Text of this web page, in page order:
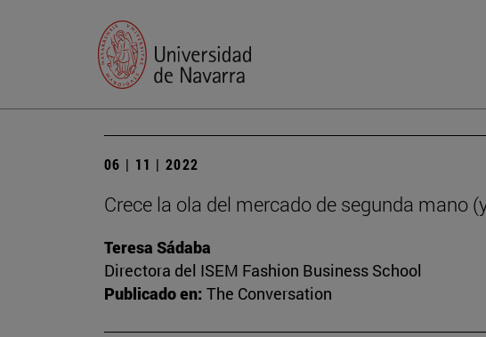
06 | 11 | 2022
Crece la ola del mercado de segunda mano
Teresa Sádaba
Directora del ISEM Fashion Business School
Publicado en: The Conversation